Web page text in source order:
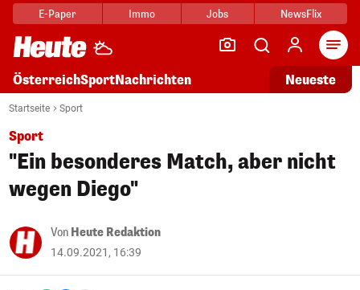
E-Paper Immo Jobs NewsFlix
ÖsterreichSportNachrichten Neueste
Startseite Sport
Sport
"Ein besonderes Match, aber nicht
wegen Diego"
Von Heute Redaktion
14.09.2021, 16:39